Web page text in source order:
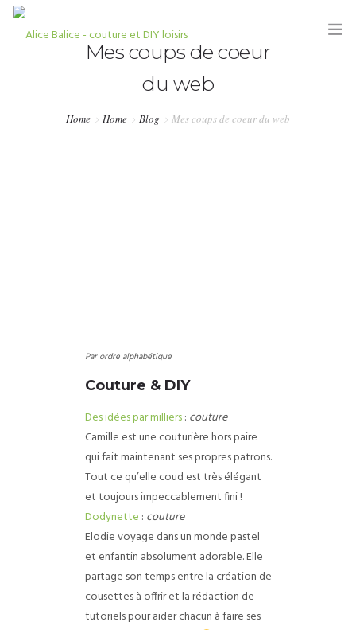
HOME
Mes coups de coeur
du web
Home Home Blog Mes coups de coeur du web
Par ordre alphabétique
Couture & DIY
Des idées par milliers: couture
Camille est une couturière hors paire
qui fait maintenant ses propres patrons.
Tout ce qu’elle coud est très élégant
et toujours impeccablement fini !
Dodynette : couture
Elodie voyage dans un monde pastel
et enfantin absolument adorable. Elle
partage son temps entre la création de
cousettes à offrir et la rédaction de
tutoriels pour aider chacun à faire ses